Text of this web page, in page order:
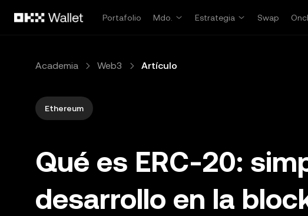
Portafolio
Mdo. Estrategia Swap
Academia Web3 Artículo
Ethereum
Qué es ERC-20:
desarrollo en la